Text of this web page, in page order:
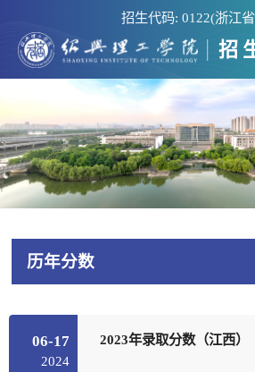
招
招生代码: 0122(浙江
历年分数
06-17
2024
2023年录取分数（江西）